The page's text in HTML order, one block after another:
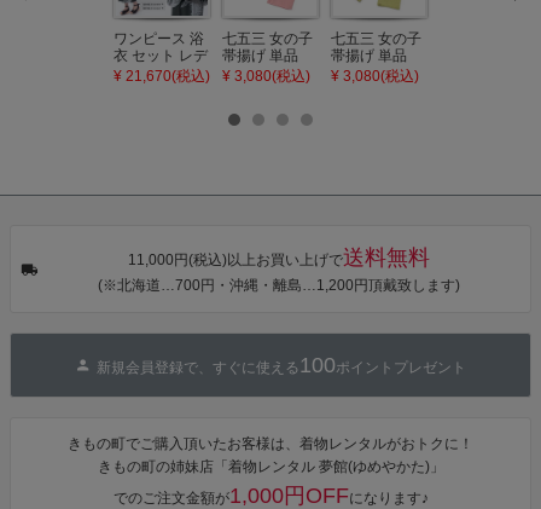
ワンピース 浴
衣 セット レデ
ィース 吸水速
タン・夜の葉
カシュクール
ワンピース 簡
単着付け 大人
¥ 21,670(税込)
七五三 女の子
帯揚げ 単品
「灰桃色」日
びあげ 和装 着
【メール便不
¥ 3,080(税込)
七五三 女の子
帯揚げ 単品
「若葉色」日
【メール便不
¥ 3,080(税込)
【メール便不
11,000円(税込)以上お買い上げで送料無料
(※北海道…700円・沖縄・離島…1,200円頂戴致します)
新規会員登録で、すぐに使える 100ポイントプレゼント
きもの町でご購入頂いたお客様は、着物レンタルがおトクに！
きもの町の姉妹店「着物レンタル 夢館(ゆめやかた)」
でのご注文金額が1,000円OFFになります♪